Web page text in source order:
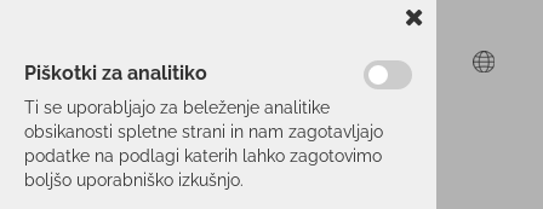
Piškotki za analitiko
Ti se uporabljajo za beleženje analitike
obsikanosti spletne strani in nam zagotavljajo
podatke na podlagi katerih lahko zagotovimo
boljšo uporabniško izkušnjo.